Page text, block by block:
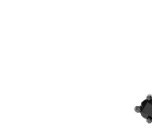
ГРАФИК